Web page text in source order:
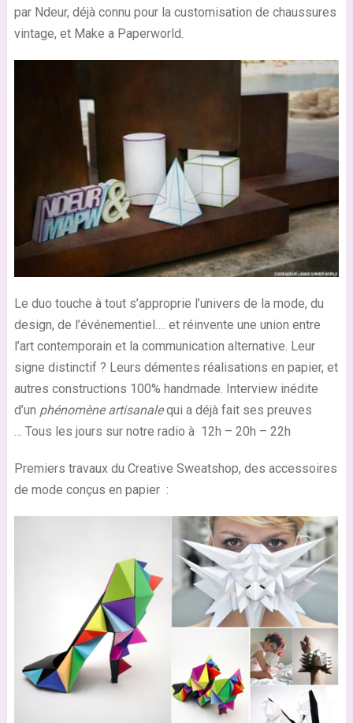
par Ndeur, déjà connu pour la customisation de chaussures
vintage, et Make a Paperworld.
Le duo touche à tout s’approprie l’univers de la mode, du
design, de l’événementiel…. et réinvente une union entre
l’art contemporain et la communication alternative. Leur
signe distinctif ? Leurs démentes réalisations en papier, et
autres constructions 100% handmade. Interview inédite
d’un phénomène artisanale qui a déjà fait ses preuves
… Tous les jours sur notre radio à 12h – 20h – 22h
Premiers travaux du Creative Sweatshop, des accessoires
de mode conçus en papier :